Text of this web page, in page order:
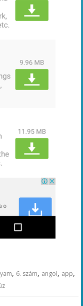
, 6. szám, angol, app,